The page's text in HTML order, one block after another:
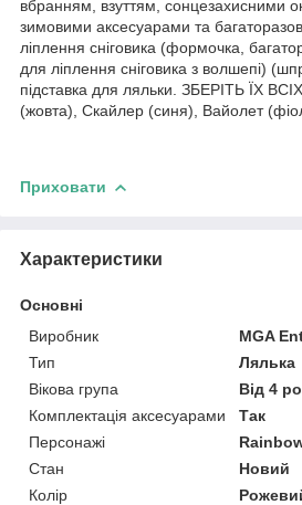
вбранням, взуттям, сонцезахисними
зимовими аксесуарами та
ліплення сніговика (формочка,
для ліплення сніговика з волшепі)
підставка для ляльки. ЗБЕРІТЬ ЇХ
(жовта), Скайлер (синя), Вайолет
Приховати
Характеристики
Основні
Виробник
MGA
Тип
Лялька
Вікова група
Від 4
Комплектація аксесуарами
Так
Персонажі
Стан
Новий
Колір